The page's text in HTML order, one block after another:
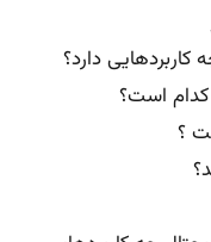
دارد؟
کدام است؟
؟